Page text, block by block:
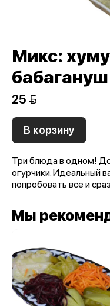
Микс:
бабагануш
25 
В корзину
Три блюда в одном!
огурчики. Идеальный
попробовать все и
Мы